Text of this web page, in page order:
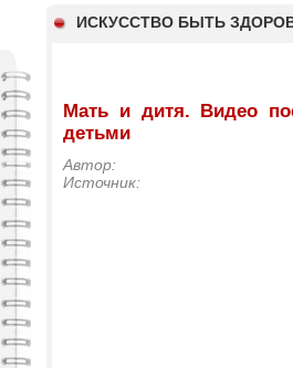
ИСКУССТВО БЫТЬ
Мать и дитя. Видео
детьми
Автор:
Источник: